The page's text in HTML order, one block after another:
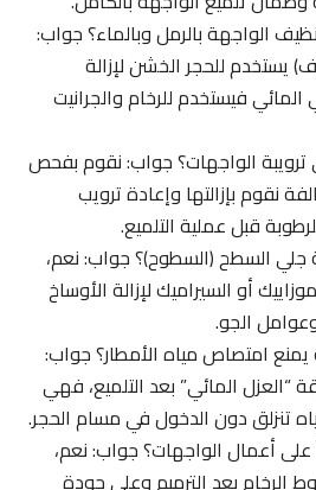
الواجهة بالرمل وبالماء؟ جواب:
للحجر الخشن لإزالة
فيستخدم للرخام والجرانيت
الواجهات؟ جواب: نقوم بفحص
نقوم بإزالتها وإعادة ترويب
قبل عملية التلميع.
السطح (السطوح)؟ جواب: نعم،
أو السيراميك لإزالة الأوساخ
الجو.
امتصاص مياه الأمطار؟ جواب:
المائي” بعد التلميع، فهي
تنزلق دون الدخول في مسام الحجر.
أعمال الواجهات؟ جواب: نعم،
بعد الترميم وعلى جودة